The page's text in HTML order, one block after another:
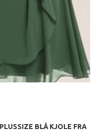
BLÅ KJOLE FRA